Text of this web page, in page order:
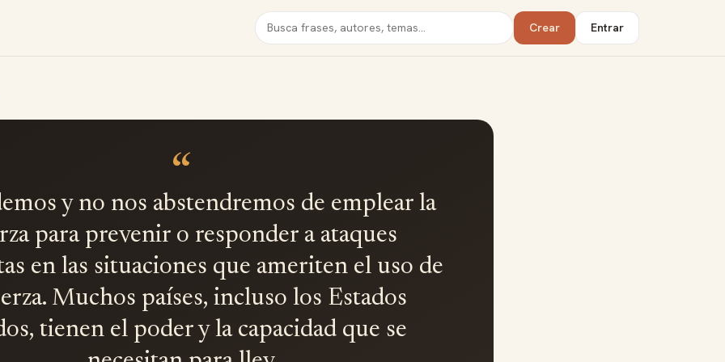
Buscar Crear Entrar
“
y no nos abstendremos de emplear la
para prevenir o responder a ataques
en las situaciones que ameriten el uso de
Muchos países, incluso los Estados
tienen el poder y la capacidad que se